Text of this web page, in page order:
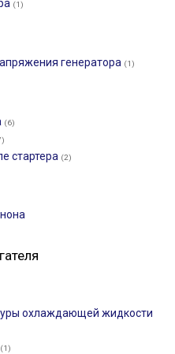
(1)
генератора (1)
(6)
стартера (2)
охлаждающей жидкости
(1)